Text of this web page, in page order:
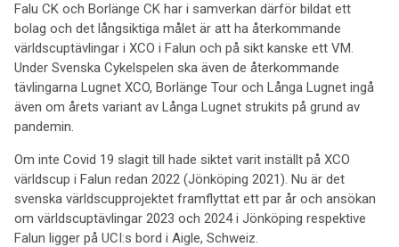
Falu CK och Borlänge CK har i samverkan därför bildat ett
bolag och det långsiktiga målet är att ha återkommande
världscuptävlingar i XCO i Falun och på sikt kanske ett VM.
Under Svenska Cykelspelen ska även de återkommande
tävlingarna Lugnet XCO, Borlänge Tour och Långa Lugnet ingå
även om årets variant av Långa Lugnet strukits på grund av
pandemin.
Om inte Covid 19 slagit till hade siktet varit inställt på XCO
världscup i Falun redan 2022 (Jönköping 2021). Nu är det
svenska världscupprojektet framflyttat ett par år och ansökan
om världscuptävlingar 2023 och 2024 i Jönköping respektive
Falun ligger på UCI:s bord i Aigle, Schweiz.